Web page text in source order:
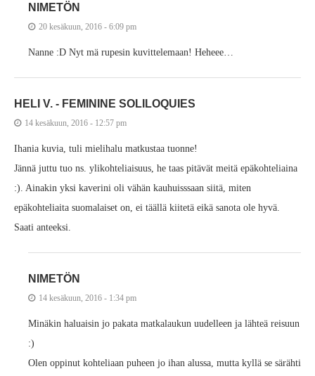
NIMETÖN
20 kesäkuun, 2016 - 6:09 pm
Nanne :D Nyt mä rupesin kuvittelemaan! Heheee…
HELI V. - FEMININE SOLILOQUIES
14 kesäkuun, 2016 - 12:57 pm
Ihania kuvia, tuli mielihalu matkustaa tuonne!
Jännä juttu tuo ns. ylikohteliaisuus, he taas pitävät meitä epäkohteliaina
:). Ainakin yksi kaverini oli vähän kauhuisssaan siitä, miten
epäkohteliaita suomalaiset on, ei täällä kiitetä eikä sanota ole hyvä.
Saati anteeksi.
NIMETÖN
14 kesäkuun, 2016 - 1:34 pm
Minäkin haluaisin jo pakata matkalaukun uudelleen ja lähteä reisuun
:)
Olen oppinut kohteliaan puheen jo ihan alussa, mutta kyllä se särähti